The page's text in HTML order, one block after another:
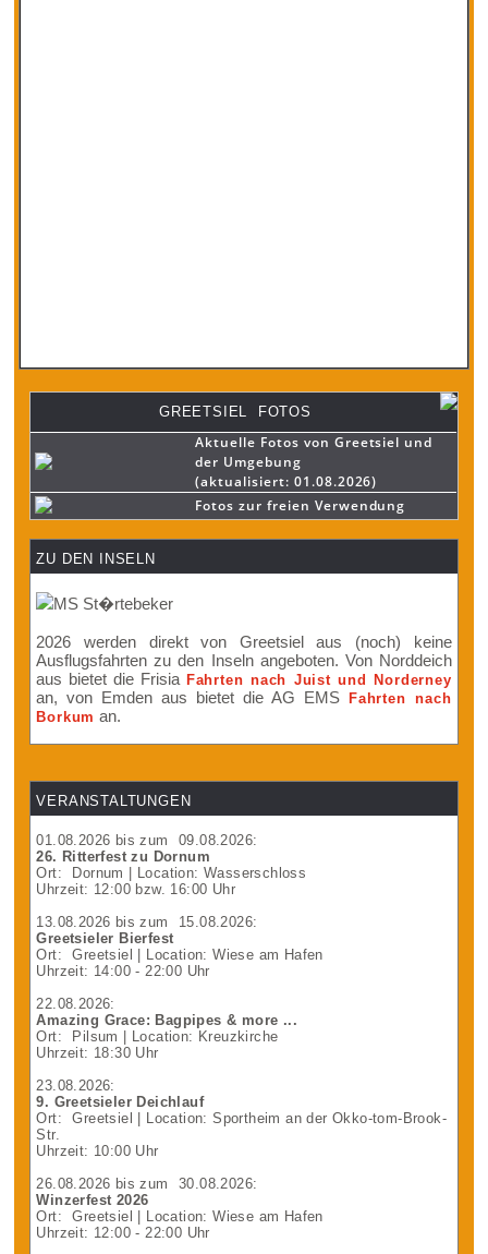
GREETSIEL FOTOS
Aktuelle Fotos von Greetsiel und
der Umgebung
(aktualisiert: 01.08.2026)
Fotos zur freien Verwendung
ZU DEN INSELN
2026 werden direkt von Greetsiel aus (noch) keine
Ausflugsfahrten zu den Inseln angeboten. Von Norddeich
aus bietet die Frisia Fahrten nach Juist und Norderney
an, von Emden aus bietet die AG EMSFahrten nach
Borkum an.
VERANSTALTUNGEN
01.08.2026 bis zum 09.08.2026:
26. Ritterfest zu Dornum
Ort:
Dornum
| Location: Wasserschloss
Uhrzeit: 12:00 bzw. 16:00 Uhr
13.08.2026 bis zum 15.08.2026:
Greetsieler Bierfest
Ort:
Greetsiel
| Location: Wiese am Hafen
Uhrzeit: 14:00 - 22:00 Uhr
22.08.2026:
Amazing Grace: Bagpipes & more ...
Ort:
Pilsum
| Location: Kreuzkirche
Uhrzeit: 18:30 Uhr
23.08.2026:
9. Greetsieler Deichlauf
Ort:
Greetsiel
| Location: Sportheim an der Okko-tom-Brook-
Str.
Uhrzeit: 10:00 Uhr
26.08.2026 bis zum 30.08.2026:
Winzerfest 2026
Ort:
Greetsiel
| Location: Wiese am Hafen
Uhrzeit: 12:00 - 22:00 Uhr